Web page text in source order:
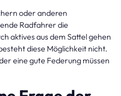
oder anderen
Radfahrer die
aktives aus dem Sattel gehen
diese Möglichkeit nicht.
eine gute Federung müssen